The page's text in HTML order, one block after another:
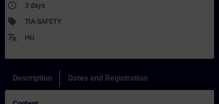
access_time 3 days
sell TIA-SAFETY
translate HU
Description Dates and Registration